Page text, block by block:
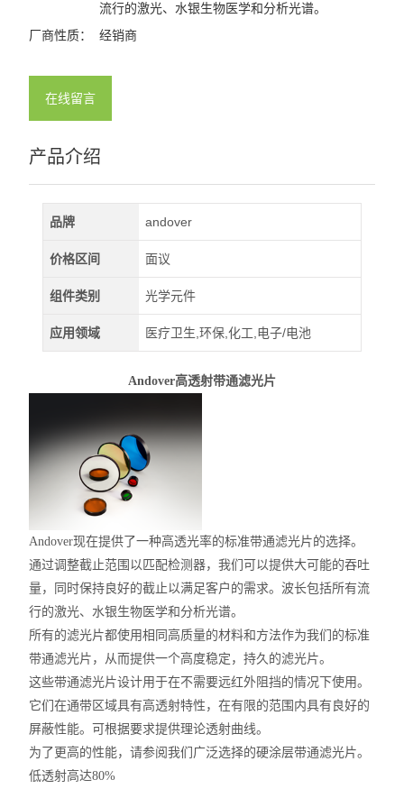
反射镜
流行的激光、水银生物医学和分析光谱。
厂商性质：
经销商
在线留言
产品介绍
品牌 andover
价格区间 面议
组件类别 光学元件
应用领域 医疗卫生,环保,化工,电子/电池
Andover高透射带通滤光片
Andover现在提供了一种高透光率的标准带通滤光片的选择。
通过调整截止范围以匹配检测器，我们可以提供大可能的吞吐
量，同时保持良好的截止以满足客户的需求。波长包括所有流
行的激光、水银生物医学和分析光谱。
所有的滤光片都使用相同高质量的材料和方法作为我们的标准
带通滤光片，从而提供一个高度稳定，持久的滤光片。
这些带通滤光片设计用于在不需要远红外阻挡的情况下使用。
它们在通带区域具有高透射特性，在有限的范围内具有良好的
屏蔽性能。可根据要求提供理论透射曲线。
为了更高的性能，请参阅我们广泛选择的硬涂层带通滤光片。
低透射高达80%